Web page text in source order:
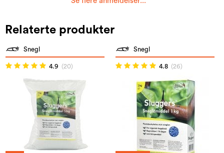
Relaterte produkter
Snegl
4.9 (20)
Snegl
4.8 (26)